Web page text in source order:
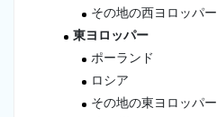
その地の西ヨロッパー
東ヨロッパー
ポーランド
ロシア
その地の東ヨロッパー